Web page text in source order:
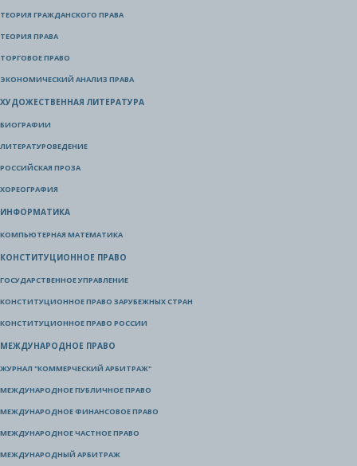
ТЕОРИЯ ГРАЖДАНСКОГО ПРАВА
ТЕОРИЯ ПРАВА
ТОРГОВОЕ ПРАВО
ЭКОНОМИЧЕСКИЙ АНАЛИЗ ПРАВА
ХУДОЖЕСТВЕННАЯ ЛИТЕРАТУРА
БИОГРАФИИ
ЛИТЕРАТУРОВЕДЕНИЕ
РОССИЙСКАЯ ПРОЗА
ХОРЕОГРАФИЯ
ИНФОРМАТИКА
КОМПЬЮТЕРНАЯ МАТЕМАТИКА
КОНСТИТУЦИОННОЕ ПРАВО
ГОСУДАРСТВЕННОЕ УПРАВЛЕНИЕ
КОНСТИТУЦИОННОЕ ПРАВО ЗАРУБЕЖНЫХ СТРАН
КОНСТИТУЦИОННОЕ ПРАВО РОССИИ
МЕЖДУНАРОДНОЕ ПРАВО
ЖУРНАЛ "КОММЕРЧЕСКИЙ АРБИТРАЖ"
МЕЖДУНАРОДНОЕ ПУБЛИЧНОЕ ПРАВО
МЕЖДУНАРОДНОЕ ФИНАНСОВОЕ ПРАВО
МЕЖДУНАРОДНОЕ ЧАСТНОЕ ПРАВО
МЕЖДУНАРОДНЫЙ АРБИТРАЖ